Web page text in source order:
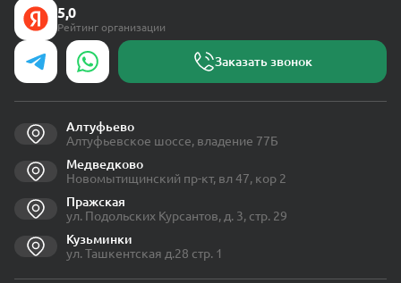
5,0
Рейтинг организации
Заказать звонок
Алтуфьево
Алтуфьевское шоссе, владение 77Б
Медведково
Новомытищинский пр-кт, вл 47, кор 2
Пражская
ул. Подольских Курсантов, д. 3, стр. 29
Кузьминки
ул. Ташкентская д.28 стр. 1